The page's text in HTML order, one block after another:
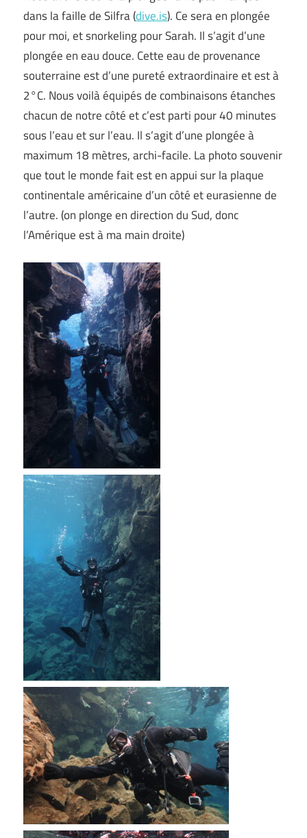
dans la faille de Silfra (dive.is). Ce sera en plongée
pour moi, et snorkeling pour Sarah. Il s’agit d’une
plongée en eau douce. Cette eau de provenance
souterraine est d’une pureté extraordinaire et est à
2°C. Nous voilà équipés de combinaisons étanches
chacun de notre côté et c’est parti pour 40 minutes
sous l’eau et sur l’eau. Il s’agit d’une plongée à
maximum 18 mètres, archi-facile. La photo souvenir
que tout le monde fait est en appui sur la plaque
continentale américaine d’un côté et eurasienne de
l’autre. (on plonge en direction du Sud, donc
l’Amérique est à ma main droite)